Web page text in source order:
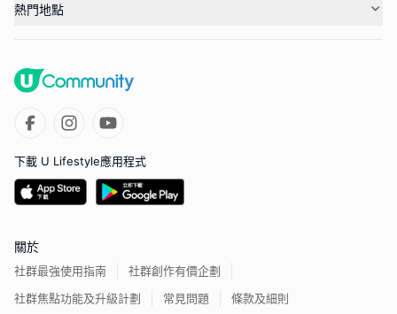
熱門地點
下載 U Lifestyle應用程式
關於
社群最強使用指南
社群創作有價企劃
社群焦點功能及升級計劃
常見問題 條款及細則